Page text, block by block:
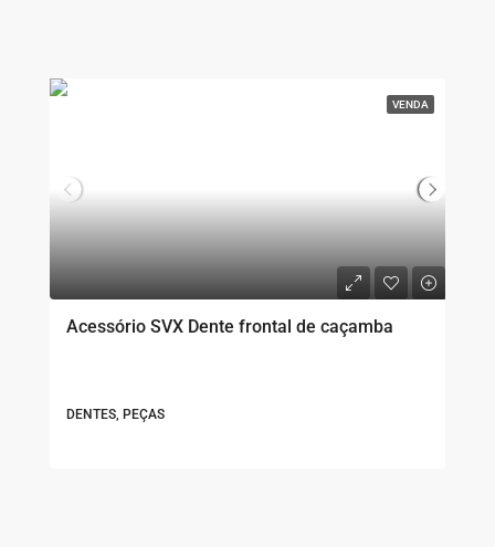
VENDA
Acessório SVX Dente frontal de caçamba
DENTES, PEÇAS